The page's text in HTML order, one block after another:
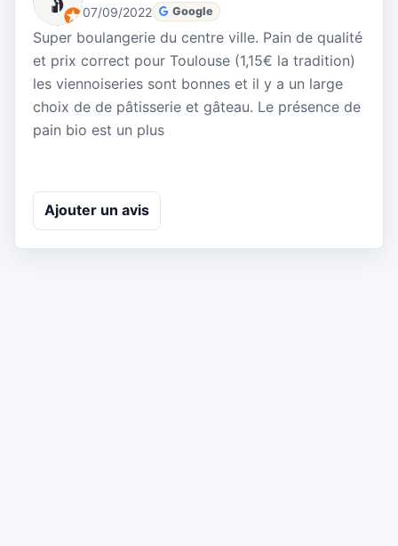
07/09/2022 Google
Super boulangerie du centre ville. Pain de qualité
et prix correct pour Toulouse (1,15€ la tradition)
les viennoiseries sont bonnes et il y a un large
choix de de pâtisserie et gâteau. Le présence de
pain bio est un plus
Ajouter un avis